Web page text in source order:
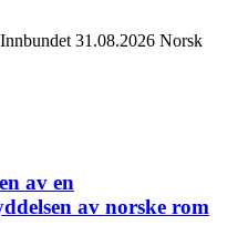
Innbundet 31.08.2026 Norsk
av en
av norske rom